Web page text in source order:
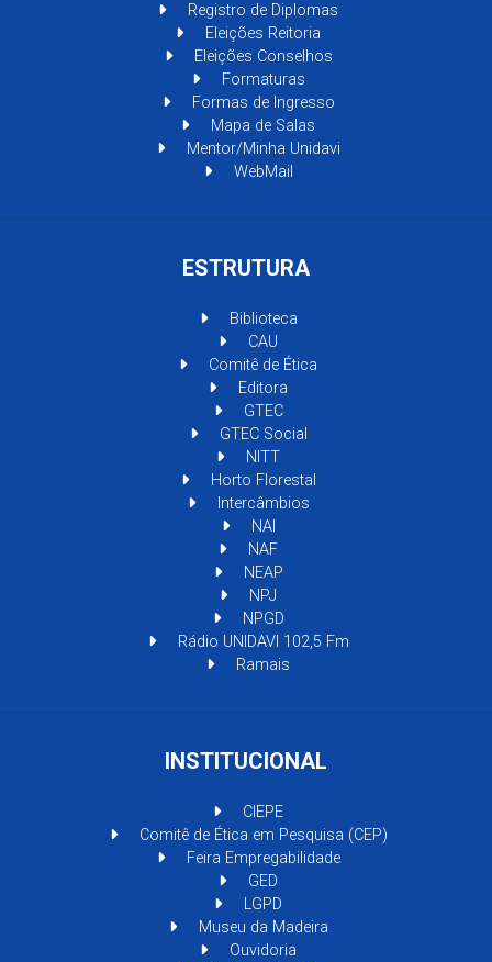
Registro de Diplomas
Eleições Reitoria
Eleições Conselhos
Formaturas
Formas de Ingresso
Mapa de Salas
Mentor/Minha Unidavi
WebMail
ESTRUTURA
Biblioteca
CAU
Comitê de Ética
Editora
GTEC
GTEC Social
NITT
Horto Florestal
Intercâmbios
NAI
NAF
NEAP
NPJ
NPGD
Rádio UNIDAVI 102,5 Fm
Ramais
INSTITUCIONAL
CIEPE
Comitê de Ética em Pesquisa (CEP)
Feira Empregabilidade
GED
LGPD
Museu da Madeira
Ouvidoria